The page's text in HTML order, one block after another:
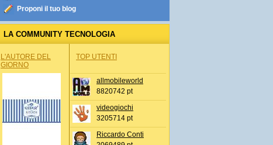
Proponi il tuo blog
LA COMMUNITY TECNOLOGIA
L'AUTORE DEL
GIORNO
TOP UTENTI
allmobileworld
8820742 pt
videogiochi
3205714 pt
Riccardo Conti